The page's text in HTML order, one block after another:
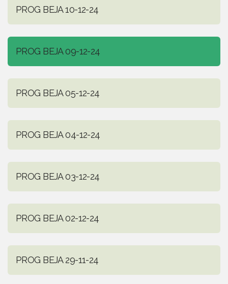
PROG BEJA 10-12-24
PROG BEJA 09-12-24
PROG BEJA 05-12-24
PROG BEJA 04-12-24
PROG BEJA 03-12-24
PROG BEJA 02-12-24
PROG BEJA 29-11-24